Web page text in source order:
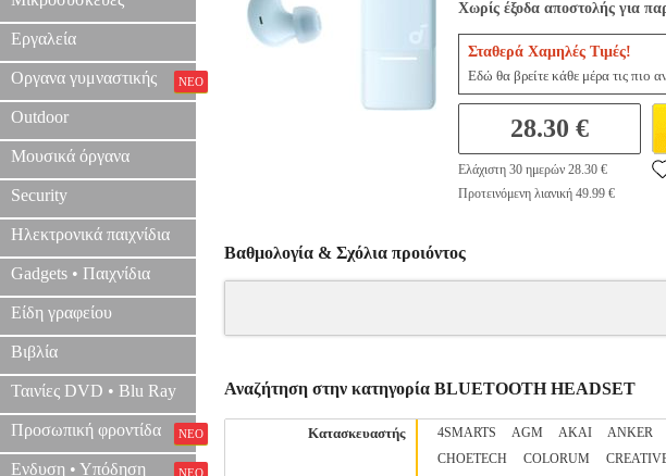
Εργαλεία
Οργανα γυμναστικής ΝΕΟ
Outdoor
Μουσικά όργανα
Security
Ηλεκτρονικά παιχνίδια
Gadgets • Παιχνίδια
Είδη γραφείου
Βιβλία
Ταινίες DVD • Blu Ray
Προσωπική φροντίδα ΝΕΟ
Ενδυση • Υπόδηση ΝΕΟ
Χωρίς έξοδα αποστολής για
Σταθερά Χαμηλές Τιμές!
Εδώ θα βρείτε κάθε μέρα τις πιο
28.30 €
Ελάχιστη 30 ημερών 28.30 €
Προτεινόμενη λιανική 49.99 €
Βαθμολογία & Σχόλια προιόντος
Αναζήτηση στην κατηγορία BLUETOOTH HEADSET
Κατασκευαστής 4SMARTS AGM AKAI ANKER
CHOETECH
COLORUM